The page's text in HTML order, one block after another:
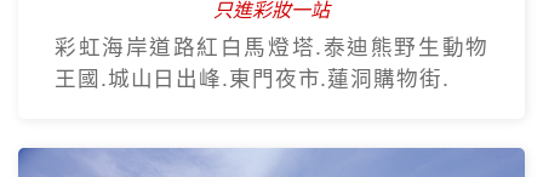
只進彩妝一站
彩虹海岸道路紅白馬燈塔.泰迪熊野生動物
王國.城山日出峰.東門夜市.蓮洞購物街.